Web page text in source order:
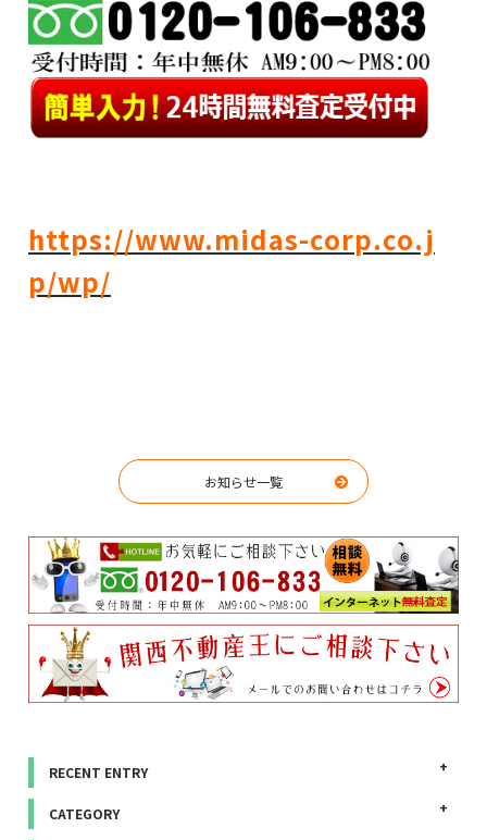
https://www.midas-corp.co.j
p/wp/
お知らせ一覧
RECENT ENTRY
CATEGORY